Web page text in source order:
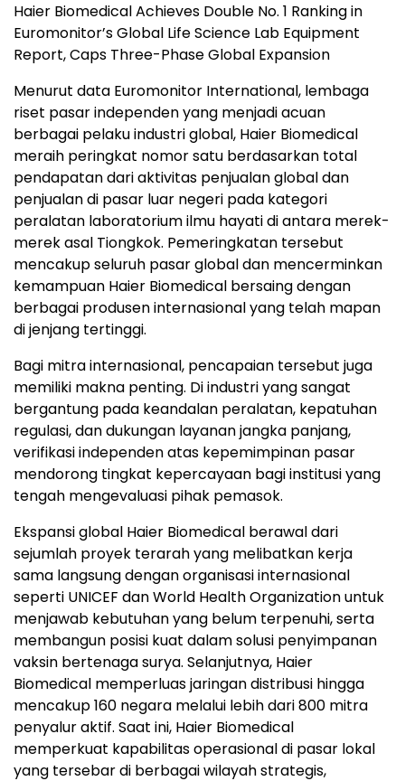
Haier Biomedical Achieves Double No. 1 Ranking in
Euromonitor’s Global Life Science Lab Equipment
Report, Caps Three-Phase Global Expansion
Menurut data Euromonitor International, lembaga
riset pasar independen yang menjadi acuan
berbagai pelaku industri global, Haier Biomedical
meraih peringkat nomor satu berdasarkan total
pendapatan dari aktivitas penjualan global dan
penjualan di pasar luar negeri pada kategori
peralatan laboratorium ilmu hayati di antara merek-
merek asal Tiongkok. Pemeringkatan tersebut
mencakup seluruh pasar global dan mencerminkan
kemampuan Haier Biomedical bersaing dengan
berbagai produsen internasional yang telah mapan
di jenjang tertinggi.
Bagi mitra internasional, pencapaian tersebut juga
memiliki makna penting. Di industri yang sangat
bergantung pada keandalan peralatan, kepatuhan
regulasi, dan dukungan layanan jangka panjang,
verifikasi independen atas kepemimpinan pasar
mendorong tingkat kepercayaan bagi institusi yang
tengah mengevaluasi pihak pemasok.
Ekspansi global Haier Biomedical berawal dari
sejumlah proyek terarah yang melibatkan kerja
sama langsung dengan organisasi internasional
seperti UNICEF dan World Health Organization untuk
menjawab kebutuhan yang belum terpenuhi, serta
membangun posisi kuat dalam solusi penyimpanan
vaksin bertenaga surya. Selanjutnya, Haier
Biomedical memperluas jaringan distribusi hingga
mencakup 160 negara melalui lebih dari 800 mitra
penyalur aktif. Saat ini, Haier Biomedical
memperkuat kapabilitas operasional di pasar lokal
yang tersebar di berbagai wilayah strategis,